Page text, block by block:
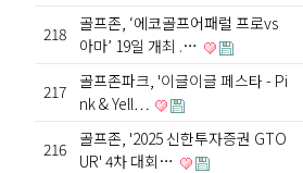
218
골프존, ‘에코골프어패럴 프로vs
아마’ 19일 개최 .…
217
골프존파크, '이글이글 페스타 - Pi
nk & Yell…
216
골프존, '2025 신한투자증권 GTO
UR' 4차 대회…